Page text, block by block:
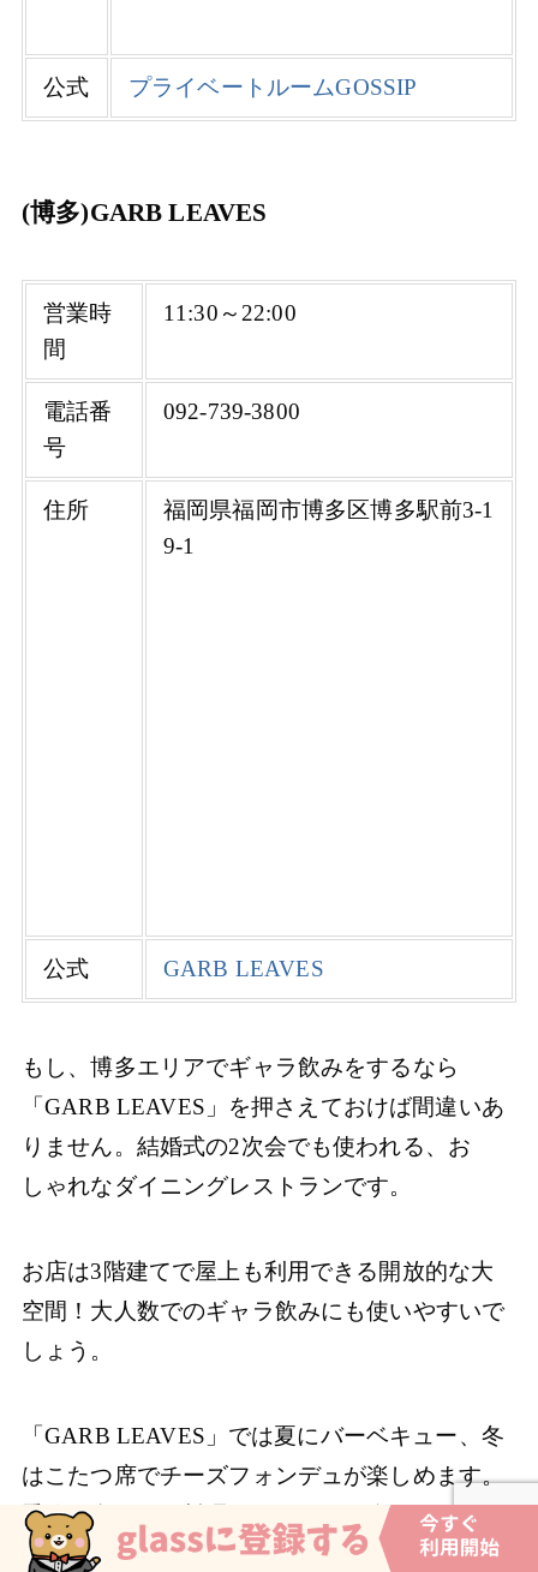
公式 プライベートルームGOSSIP
(博多)GARB LEAVES
営業時
間
11:30～22:00
電話番
号
092-739-3800
住所
福岡県福岡市博多区博多駅前3-1
9-1
公式 GARB LEAVES
もし、博多エリアでギャラ飲みをするなら
「GARB LEAVES」を押さえておけば間違いあ
りません。結婚式の2次会でも使われる、お
しゃれなダイニングレストランです。
お店は3階建てで屋上も利用できる開放的な大
空間！大人数でのギャラ飲みにも使いやすいで
しょう。
「GARB LEAVES」では夏にバーベキュー、冬
はこたつ席でチーズフォンデュが楽しめます。
季節に合わせた料理を、みんなで楽しく囲んで
みてはいかがでしょうか。